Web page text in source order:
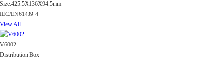
Size:425.5X136X94.5mm
IEC/EN61439-4
View All
V6002
Distribution Box